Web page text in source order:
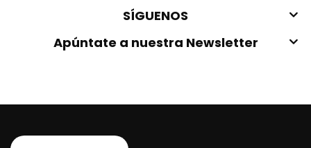
SÍGUENOS
Apúntate a nuestra Newsletter